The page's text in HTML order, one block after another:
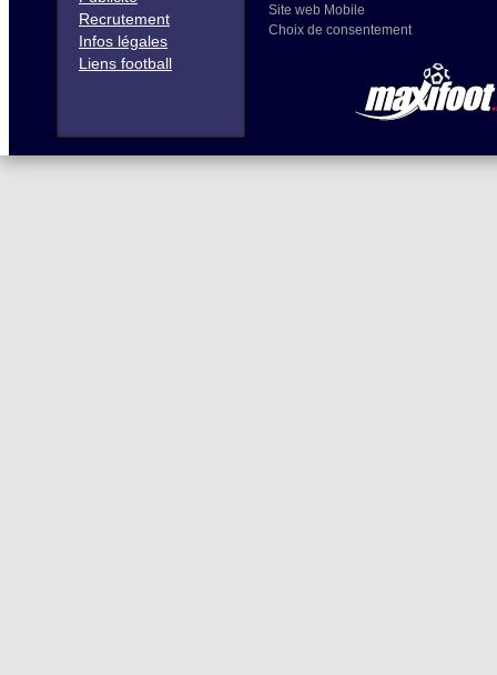
Recrutement
Infos légales
Liens football
Site web Mobile
Choix de consentement